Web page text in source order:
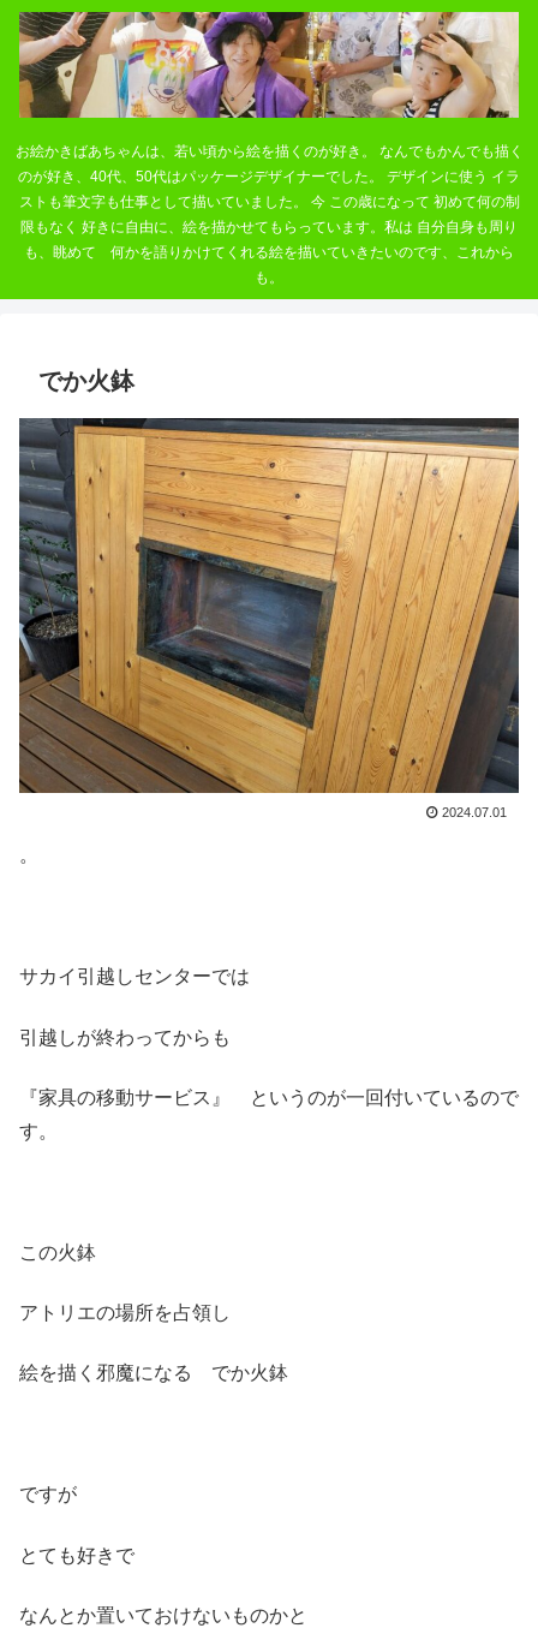
お絵かきばあちゃんは、若い頃から絵を描くのが好き。 なんでもかんでも描く
のが好き、40代、50代はパッケージデザイナーでした。 デザインに使う イラ
ストも筆文字も仕事として描いていました。 今 この歳になって 初めて何の制
限もなく 好きに自由に、絵を描かせてもらっています。私は 自分自身も周り
も、眺めて 何かを語りかけてくれる絵を描いていきたいのです、これから
も。
でか火鉢
2024.07.01
。
サカイ引越しセンターでは
引越しが終わってからも
『家具の移動サービス』 というのが一回付いているので
す。
この火鉢
アトリエの場所を占領し
絵を描く邪魔になる でか火鉢
ですが
とても好きで
なんとか置いておけないものかと